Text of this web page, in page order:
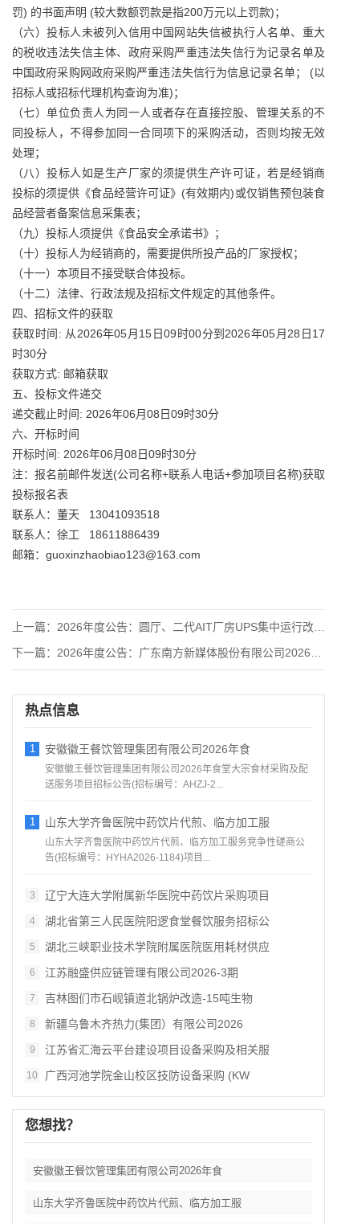
罚) 的书面声明 (较大数额罚款是指200万元以上罚款)；
（六）投标人未被列入信用中国网站失信被执行人名单、重大
的税收违法失信主体、政府采购严重违法失信行为记录名单及
中国政府采购网政府采购严重违法失信行为信息记录名单； (以
招标人或招标代理机构查询为准)；
（七）单位负责人为同一人或者存在直接控股、管理关系的不
同投标人，不得参加同一合同项下的采购活动，否则均按无效
处理；
（八）投标人如是生产厂家的须提供生产许可证，若是经销商
投标的须提供《食品经营许可证》(有效期内)或仅销售预包装食
品经营者备案信息采集表；
（九）投标人须提供《食品安全承诺书》；
（十）投标人为经销商的，需要提供所投产品的厂家授权；
（十一）本项目不接受联合体投标。
（十二）法律、行政法规及招标文件规定的其他条件。
四、招标文件的获取
获取时间: 从2026年05月15日09时00分到2026年05月28日17
时30分
获取方式: 邮箱获取
五、投标文件递交
递交截止时间: 2026年06月08日09时30分
六、开标时间
开标时间: 2026年06月08日09时30分
注：报名前邮件发送(公司名称+联系人电话+参加项目名称)获取
投标报名表
联系人：董天 13041093518
联系人：徐工 18611886439
邮箱：guoxinzhaobiao123@163.com
上一篇： 2026年度公告：圆厅、二代AIT厂房UPS集中运行改造项目
下一篇： 2026年度公告：广东南方新媒体股份有限公司2026年公有云
热点信息
1 安徽徽王餐饮管理集团有限公司2026年食
安徽徽王餐饮管理集团有限公司2026年食堂大宗食材采购及配
送服务项目招标公告(招标编号：AHZJ-2...
1 山东大学齐鲁医院中药饮片代煎、临方加工服
山东大学齐鲁医院中药饮片代煎、临方加工服务竞争性磋商公
告(招标编号：HYHA2026-1184)项目...
3 辽宁大连大学附属新华医院中药饮片采购项目
4 湖北省第三人民医院阳逻食堂餐饮服务招标公
5 湖北三峡职业技术学院附属医院医用耗材供应
6 江苏融盛供应链管理有限公司2026‑3期
7 吉林图们市石岘镇道北锅炉改造‑15吨生物
8 新疆乌鲁木齐热力(集团）有限公司2026
9 江苏省汇海云平台建设项目设备采购及相关服
10 广西河池学院金山校区技防设备采购 (KW
您想找？
安徽徽王餐饮管理集团有限公司2026年食
山东大学齐鲁医院中药饮片代煎、临方加工服